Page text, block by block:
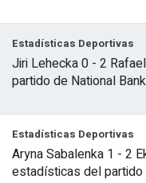
Estadísticas Deportivas
Jiri Lehecka 0 - 2
partido de National
Estadísticas Deportivas
Aryna Sabalenka 1 - 2
estadísticas del partido